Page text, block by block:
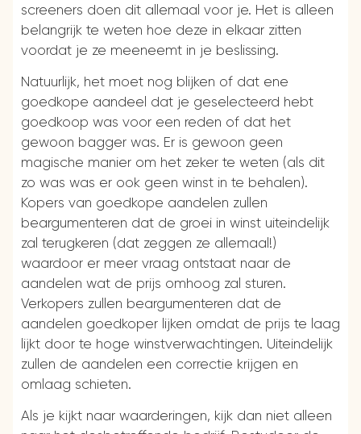
screeners doen dit allemaal voor je. Het is alleen
belangrijk te weten hoe deze in elkaar zitten
voordat je ze meeneemt in je beslissing.
Natuurlijk, het moet nog blijken of dat ene
goedkope aandeel dat je geselecteerd hebt
goedkoop was voor een reden of dat het
gewoon bagger was. Er is gewoon geen
magische manier om het zeker te weten (als dit
zo was was er ook geen winst in te behalen).
Kopers van goedkope aandelen zullen
beargumenteren dat de groei in winst uiteindelijk
zal terugkeren (dat zeggen ze allemaal!)
waardoor er meer vraag ontstaat naar de
aandelen wat de prijs omhoog zal sturen.
Verkopers zullen beargumenteren dat de
aandelen goedkoper lijken omdat de prijs te laag
lijkt door te hoge winstverwachtingen. Uiteindelijk
zullen de aandelen een correctie krijgen en
omlaag schieten.
Als je kijkt naar waarderingen, kijk dan niet alleen